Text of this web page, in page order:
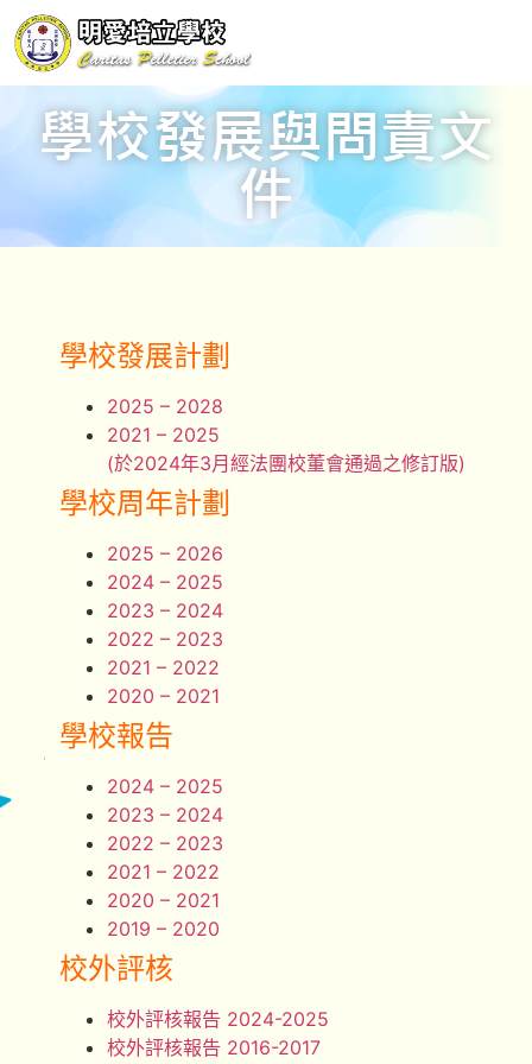
學校發展與問責文
件
學校發展計劃
2025 – 2028
2021 – 2025
(於2024年3月經法團校董會通過之修訂版)
學校周年計劃
2025 – 2026
2024 – 2025
2023 – 2024
2022 – 2023
2021 – 2022
2020 – 2021
學校報告
2024 – 2025
2023 – 2024
2022 – 2023
2021 – 2022
2020 – 2021
2019 – 2020
校外評核
校外評核報告 2024-2025
校外評核報告 2016-2017